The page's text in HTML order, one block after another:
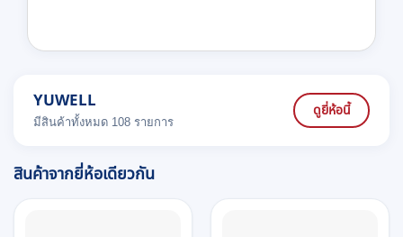
YUWELL
มีสินค้าทั้งหมด 108 รายการ
ดูยี่ห้อนี้
สินค้าจากยี่ห้อเดียวกัน